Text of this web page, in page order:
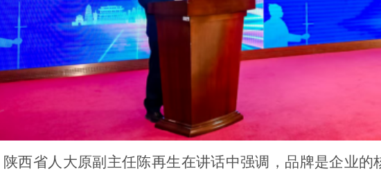
陕西省人大原副主任陈再生在讲话中强调，品牌是企业的